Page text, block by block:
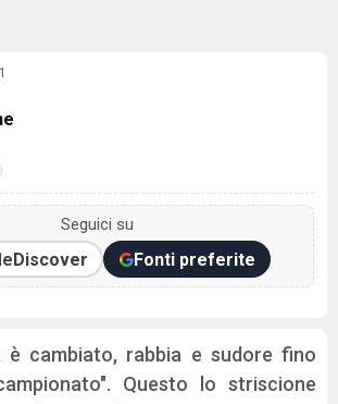
Seguici su
Discover Fonti preferite
è cambiato, rabbia e sudore fino
Questo lo striscione